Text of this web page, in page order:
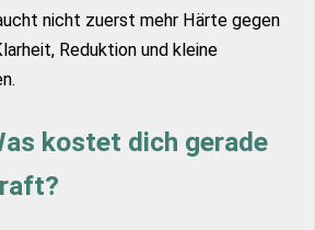
nicht zuerst mehr Härte gegen
Reduktion und kleine
kostet dich gerade